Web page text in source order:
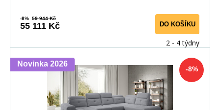
-8% 59 944 Kč
55 111 Kč DO KOŠÍKU
2 - 4 týdny
-8%
Novinka 2026